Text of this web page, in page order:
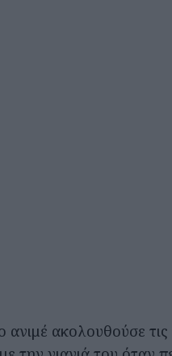
ανιμέ ακολουθούσε τις